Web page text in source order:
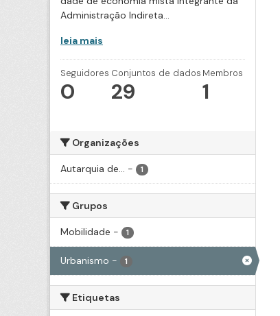
Administração Indireta...
leia mais
Seguidores
0
Conjuntos de dados
29
Membros
1
Organizações
Autarquia de... - 1
Grupos
Mobilidade - 1
Urbanismo - 1
Etiquetas